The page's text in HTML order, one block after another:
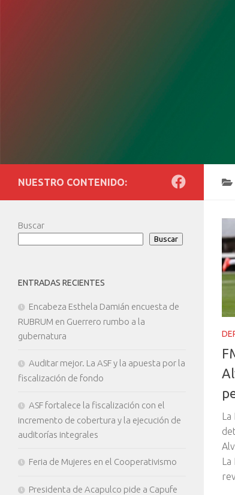
NUESTRO CONTENIDO:
Buscar
Buscar
ENTRADAS RECIENTES
Encabeza Esthela Damián encuesta de
RUBRUM en Guerrero rumbo a la
gubernatura
Auditar mejor. La ASF y la apuesta por la
fiscalización de fondo
ASF fortalece la fiscalización con el
incremento de cobertura y la ejecución de
auditorías integrales
Feria de Mujeres en el Cooperativismo
Presidenta de Acapulco pide a Capufe